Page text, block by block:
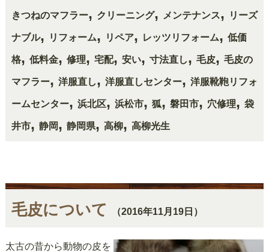
きつねのマフラー, クリーニング, メンテナンス, リーズ
ナブル, リフォーム, リペア, レッツリフォーム, 低価
格, 低料金, 修理, 宅配, 安い, 寸法直し, 毛皮, 毛皮の
マフラー, 洋服直し, 洋服直しセンター, 洋服靴鞄リフォ
ームセンター, 浜北区, 浜松市, 狐, 磐田市, 穴修理, 袋
井市, 静岡, 静岡県, 高柳, 高柳光生
毛皮について （2016年11月19日）
太古の昔から動物の皮を